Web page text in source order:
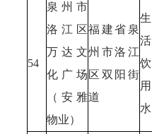
54
泉州市
洛江区
万达文
化广场
（安雅
物业）
福建省泉
州市洛江
区双阳街
道
生
活
饮
用
水